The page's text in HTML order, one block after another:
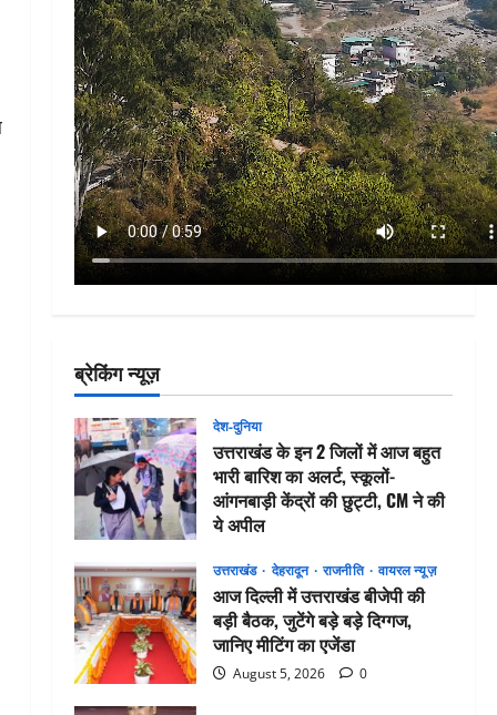
ब्रेकिंग न्यूज़
देश-दुनिया
उत्तराखंड के इन 2 जिलों में आज बहुत
भारी बारिश का अलर्ट, स्कूलों-
आंगनबाड़ी केंद्रों की छुट्टी, CM ने की
ये अपील
उत्तराखंड
देहरादून राजनीति वायरल न्यूज़
आज दिल्ली में उत्तराखंड बीजेपी की
बड़ी बैठक, जुटेंगे बड़े बड़े दिग्गज,
जानिए मीटिंग का एजेंडा
August 5, 2026 0